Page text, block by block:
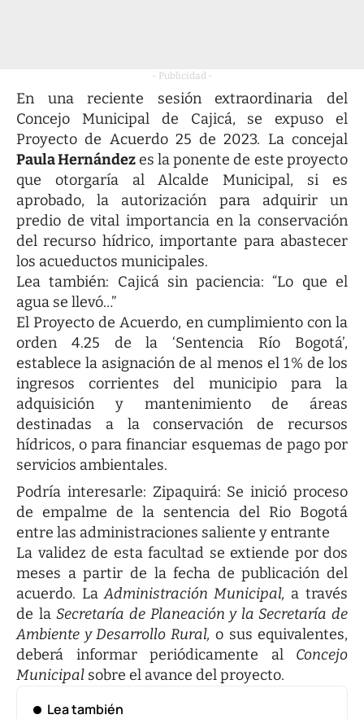
- Publicidad -
En una reciente sesión extraordinaria del
Concejo Municipal de Cajicá, se expuso el
Proyecto de Acuerdo 25 de 2023. La concejal
Paula Hernándezes la ponente de este proyecto
que otorgaría al Alcalde Municipal, si es
aprobado, la autorización para adquirir un
predio de vital importancia en la conservación
del recurso hídrico, importante para abastecer
los acueductos municipales.
Lea también: Cajicá sin paciencia: “Lo que el
agua se llevó…”
El Proyecto de Acuerdo, en cumplimiento con la
orden 4.25 de la ‘Sentencia Río Bogotá’,
establece la asignación de al menos el 1 % de los
ingresos corrientes del municipio para la
adquisición y mantenimiento de áreas
destinadas a la conservación de recursos
hídricos, o para financiar esquemas de pago por
servicios ambientales.
Podría interesarle: Zipaquirá: Se inició proceso
de empalme de la sentencia del Rio Bogotá
entre las administraciones saliente y entrante
La validez de esta facultad se extiende por dos
meses a partir de la fecha de publicación del
acuerdo. LaAdministración Municipal, a través
de laSecretaría de Planeación y la Secretaría de
Ambiente y Desarrollo Rural, o sus equivalentes,
deberá informar periódicamente al Concejo
Municipal sobre el avance del proyecto.
Lea también